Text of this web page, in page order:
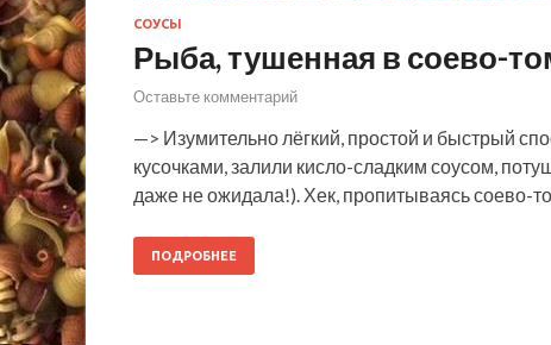
СОУСЫ
Рыба, тушенная в соево-
Оставьте комментарий
—> Изумительно лёгкий, простой и быстрый
кусочками, залили кисло-сладким соусом,
даже не ожидала!). Хек, пропитываясь соево-
ПОДРОБНЕЕ